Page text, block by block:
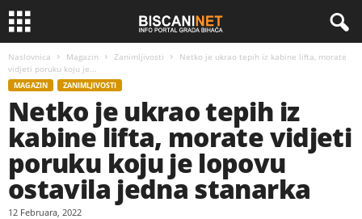
Naslovnica Magazin Zanimljivosti
Netko je ukrao tepih iz kabine lifta, morate
vidjeti poruku koju je...
MAGAZIN ZANIMLJIVOSTI
Netko je ukrao tepih iz
kabine lifta, morate vidjeti
poruku koju je lopovu
ostavila jedna stanarka
12 Februara, 2022